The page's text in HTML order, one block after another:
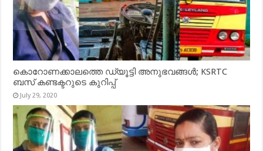
കൊറോണക്കാലത്തെ ഡ്യൂട്ടി അനുഭവങ്ങൾ; KSRTC
ബസ് കണ്ടക്ടറുടെ കുറിപ്പ്
July 29, 2020